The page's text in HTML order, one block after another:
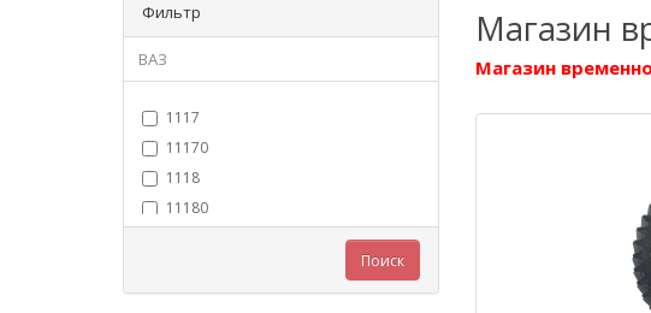
Фильтр
ВАЗ
1117
11170
1118
11180
11186
Поиск
Магазин
Магазин